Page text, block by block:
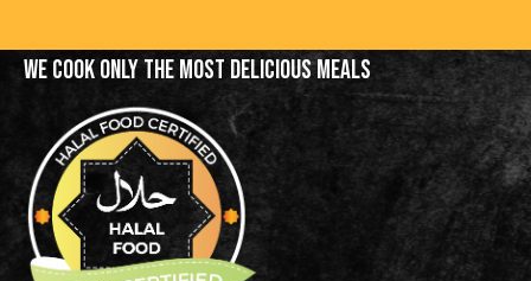
WE COOK ONLY THE MOST DELICIOUS MEALS